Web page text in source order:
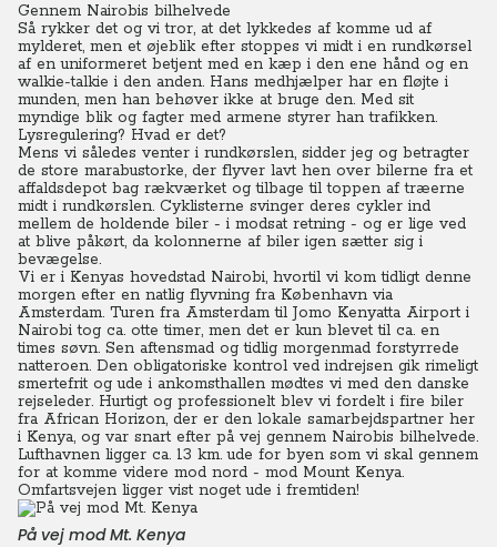
Gennem Nairobis bilhelvede
Så rykker det og vi tror, at det lykkedes af komme ud af
mylderet, men et øjeblik efter stoppes vi midt i en rundkørsel
af en uniformeret betjent med en kæp i den ene hånd og en
walkie-talkie i den anden. Hans medhjælper har en fløjte i
munden, men han behøver ikke at bruge den. Med sit
myndige blik og fagter med armene styrer han trafikken.
Lysregulering? Hvad er det?
Mens vi således venter i rundkørslen, sidder jeg og betragter
de store marabustorke, der flyver lavt hen over bilerne fra et
affaldsdepot bag rækværket og tilbage til toppen af træerne
midt i rundkørslen. Cyklisterne svinger deres cykler ind
mellem de holdende biler - i modsat retning - og er lige ved
at blive påkørt, da kolonnerne af biler igen sætter sig i
bevægelse.
Vi er i Kenyas hovedstad Nairobi, hvortil vi kom tidligt denne
morgen efter en natlig flyvning fra København via
Amsterdam. Turen fra Amsterdam til Jomo Kenyatta Airport i
Nairobi tog ca. otte timer, men det er kun blevet til ca. en
times søvn. Sen aftensmad og tidlig morgenmad forstyrrede
natteroen. Den obligatoriske kontrol ved indrejsen gik rimeligt
smertefrit og ude i ankomsthallen mødtes vi med den danske
rejseleder. Hurtigt og professionelt blev vi fordelt i fire biler
fra African Horizon, der er den lokale samarbejdspartner her
i Kenya, og var snart efter på vej gennem Nairobis bilhelvede.
Lufthavnen ligger ca. 13 km. ude for byen som vi skal gennem
for at komme videre mod nord - mod Mount Kenya.
Omfartsvejen ligger vist noget ude i fremtiden!
På vej mod Mt. Kenya